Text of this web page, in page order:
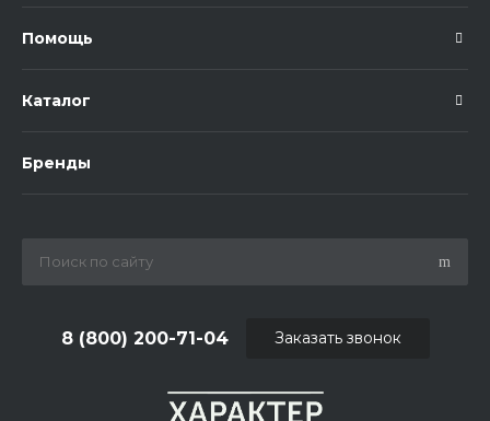
Помощь
Каталог
Бренды
8 (800) 200-71-04 Заказать звонок